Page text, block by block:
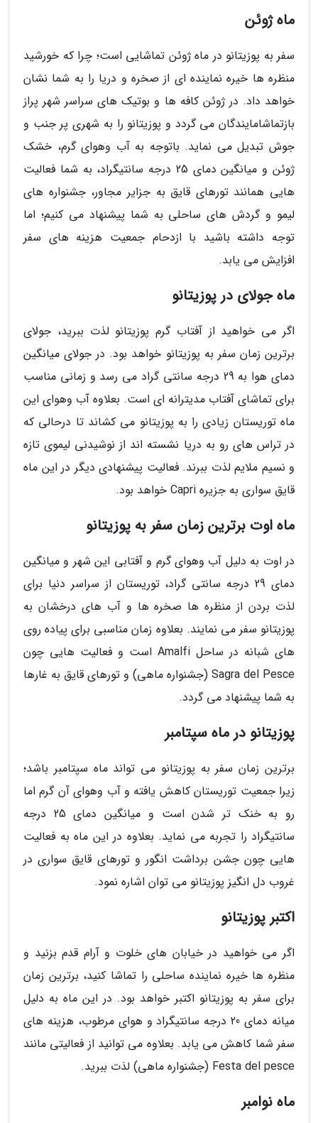
ماه ژوئن
سفر به پوزیتانو در ماه ژوئن تماشایی است؛ چرا که خورشید
منظره ها خیره نماینده ای از صخره و دریا را به شما نشان
خواهد داد. در ژوئن کافه ها و بوتیک های سراسر شهر پراز
بازتماشامایندگان می گردد و پوزیتانو را به شهری پر جنب و
جوش تبدیل می نماید. باتوجه به آب وهوای گرم، خشک
ژوئن و میانگین دمای 25 درجه سانتیگراد، به شما فعالیت
هایی همانند تورهای قایق به جزایر مجاور، جشنواره های
لیمو و گردش های ساحلی به شما پیشنهاد می کنیم؛ اما
توجه داشته باشید با ازدحام جمعیت هزینه های سفر
افزایش می یابد.
ماه جولای در پوزیتانو
اگر می خواهید از آفتاب گرم پوزیتانو لذت ببرید، جولای
برترین زمان سفر به پوزیتانو خواهد بود. در جولای میانگین
دمای هوا به 29 درجه سانتی گراد می رسد و زمانی مناسب
برای تماشای آفتاب مدیترانه ای است. بعلاوه آب وهوای این
ماه توریستان زیادی را به پوزیتانو می کشاند تا درحالی که
در تراس های رو به دریا نشسته اند از نوشیدنی لیموی تازه
و نسیم ملایم لذت ببرند. فعالیت پیشنهادی دیگر در این ماه
قایق سواری به جزیره Capri خواهد بود.
ماه اوت برترین زمان سفر به پوزیتانو
در اوت به دلیل آب وهوای گرم و آفتابی این شهر و میانگین
دمای 29 درجه سانتی گراد، توریستان از سراسر دنیا برای
لذت بردن از منظره ها صخره ها و آب های درخشان به
پوزیتانو سفر می نمایند. بعلاوه زمان مناسبی برای پیاده روی
های شبانه در ساحل Amalfi است و فعالیت هایی چون
Sagra del Pesce (جشنواره ماهی) و تورهای قایق به غارها
به شما پیشنهاد می گردد.
پوزیتانو در ماه سپتامبر
برترین زمان سفر به پوزیتانو می تواند ماه سپتامبر باشد؛
زیرا جمعیت توریستان کاهش یافته و آب وهوای آن گرم اما
رو به خنک تر شدن است و میانگین دمای 25 درجه
سانتیگراد را تجربه می نماید. بعلاوه در این ماه به فعالیت
هایی چون جشن برداشت انگور و تورهای قایق سواری در
غروب دل انگیز پوزیتانو می توان اشاره نمود.
اکتبر پوزیتانو
اگر می خواهید در خیابان های خلوت و آرام قدم بزنید و
منظره ها خیره نماینده ساحلی را تماشا کنید، برترین زمان
برای سفر به پوزیتانو اکتبر خواهد بود. در این ماه به دلیل
میانه دمای 20 درجه سانتیگراد و هوای مرطوب، هزینه های
سفر شما کاهش می یابد. بعلاوه می توانید از فعالیتی مانند
Festa del pesce (جشنواره ماهی) لذت ببرید.
ماه نوامبر